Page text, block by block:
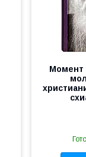
Момент